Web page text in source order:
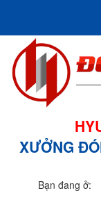
XƯỞNG
Bạn đang ở: